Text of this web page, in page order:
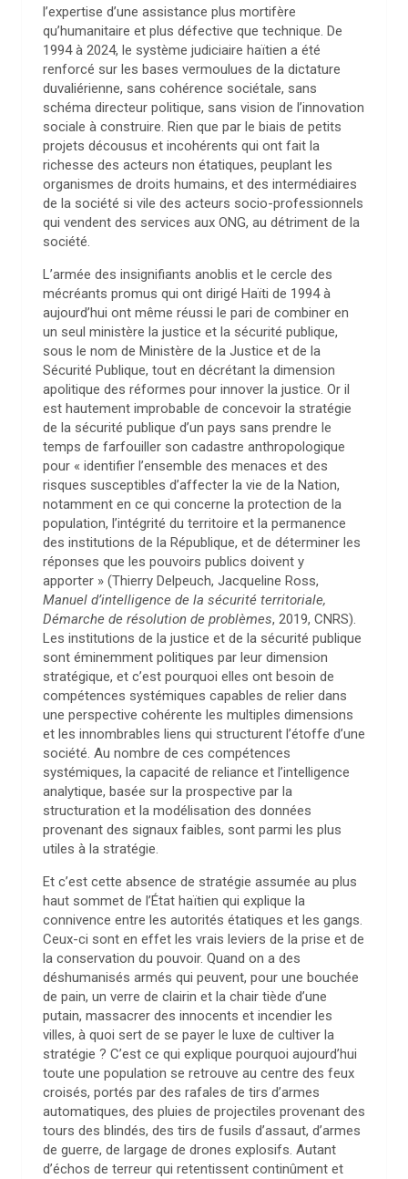
l’expertise d’une assistance plus mortifère
qu’humanitaire et plus défective que technique. De
1994 à 2024, le système judiciaire haïtien a été
renforcé sur les bases vermoulues de la dictature
duvaliérienne, sans cohérence sociétale, sans
schéma directeur politique, sans vision de l’innovation
sociale à construire. Rien que par le biais de petits
projets décousus et incohérents qui ont fait la
richesse des acteurs non étatiques, peuplant les
organismes de droits humains, et des intermédiaires
de la société si vile des acteurs socio-professionnels
qui vendent des services aux ONG, au détriment de la
société.
L’armée des insignifiants anoblis et le cercle des
mécréants promus qui ont dirigé Haïti de 1994 à
aujourd’hui ont même réussi le pari de combiner en
un seul ministère la justice et la sécurité publique,
sous le nom de Ministère de la Justice et de la
Sécurité Publique, tout en décrétant la dimension
apolitique des réformes pour innover la justice. Or il
est hautement improbable de concevoir la stratégie
de la sécurité publique d’un pays sans prendre le
temps de farfouiller son cadastre anthropologique
pour « identifier l’ensemble des menaces et des
risques susceptibles d’affecter la vie de la Nation,
notamment en ce qui concerne la protection de la
population, l’intégrité du territoire et la permanence
des institutions de la République, et de déterminer les
réponses que les pouvoirs publics doivent y
apporter » (Thierry Delpeuch, Jacqueline Ross,
Manuel d’intelligence de la sécurité territoriale,
Démarche de résolution de problèmes, 2019, CNRS).
Les institutions de la justice et de la sécurité publique
sont éminemment politiques par leur dimension
stratégique, et c’est pourquoi elles ont besoin de
compétences systémiques capables de relier dans
une perspective cohérente les multiples dimensions
et les innombrables liens qui structurent l’étoffe d’une
société. Au nombre de ces compétences
systémiques, la capacité de reliance et l’intelligence
analytique, basée sur la prospective par la
structuration et la modélisation des données
provenant des signaux faibles, sont parmi les plus
utiles à la stratégie.
Et c’est cette absence de stratégie assumée au plus
haut sommet de l’État haïtien qui explique la
connivence entre les autorités étatiques et les gangs.
Ceux-ci sont en effet les vrais leviers de la prise et de
la conservation du pouvoir. Quand on a des
déshumanisés armés qui peuvent, pour une bouchée
de pain, un verre de clairin et la chair tiède d’une
putain, massacrer des innocents et incendier les
villes, à quoi sert de se payer le luxe de cultiver la
stratégie ? C’est ce qui explique pourquoi aujourd’hui
toute une population se retrouve au centre des feux
croisés, portés par des rafales de tirs d’armes
automatiques, des pluies de projectiles provenant des
tours des blindés, des tirs de fusils d’assaut, d’armes
de guerre, de largage de drones explosifs. Autant
d’échos de terreur qui retentissent continûment et